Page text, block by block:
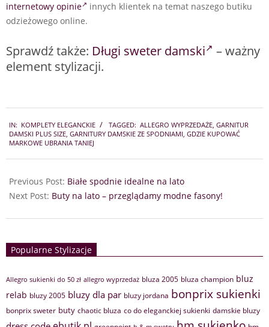
internetowy opinie
innych klientek na temat naszego butiku
odzieżowego online.
Sprawdź także: Długi sweter damski
– ważny
element stylizacji.
05-
12
IN: KOMPLETY ELEGANCKIE TAGGED: ALLEGRO WYPRZEDAŻE GARNITUR
DAMSKI PLUS SIZE GARNITURY DAMSKIE ZE SPODNIAMI GDZIE KUPOWAĆ
MARKOWE UBRANIA TANIEJ
Previous Post: Białe spodnie idealne na lato
Next Post: Buty na lato – przeglądamy modne fasony!
Popularne Stylizacje
Allegro sukienki do 50 zł allegro wyprzedaż bluza 2005 bluza champion bluz
relab bluzy 2005 bluzy dla par bluzy jordana bonprix sukienki
bonprix sweter buty chaotic bluza co do eleganckiej sukienki damskie bluzy